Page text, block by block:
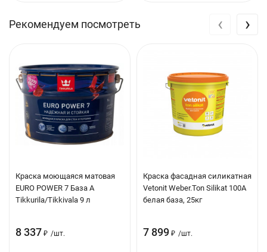
голубой, голубой, синий, сиреневый,
черный
Разбавитель Уайт-спирит
Инструменты Кисть, валик, распылитель
инструмента
Влагостойкость
Морозостойкость
Рекомендуем посмотреть
Краска моющаяся матовая
EURO POWER 7 База А
Tikkurila/Tikkivala 9 л
8 337 ₽ /шт.
Краска фасадная силикатная
Vetonit Weber.Ton Silikat 100А
белая база, 25кг
7 899 ₽ /шт.
‹ ›